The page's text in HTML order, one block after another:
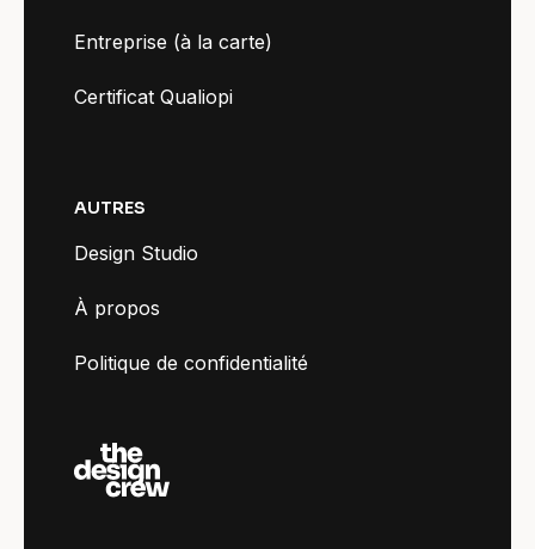
Entreprise (à la carte)
Certificat Qualiopi
AUTRES
Design Studio
À propos
Politique de confidentialité